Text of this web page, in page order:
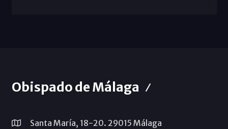
Obispado de Málaga
Santa María, 18-20. 29015 Málaga